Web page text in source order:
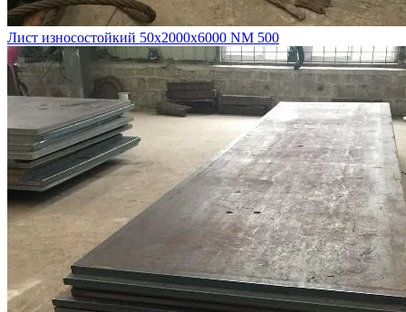
Лист износостойкий 50х2000х6000 NM 500